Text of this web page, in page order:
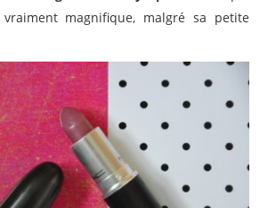
magnifique, malgré sa petite